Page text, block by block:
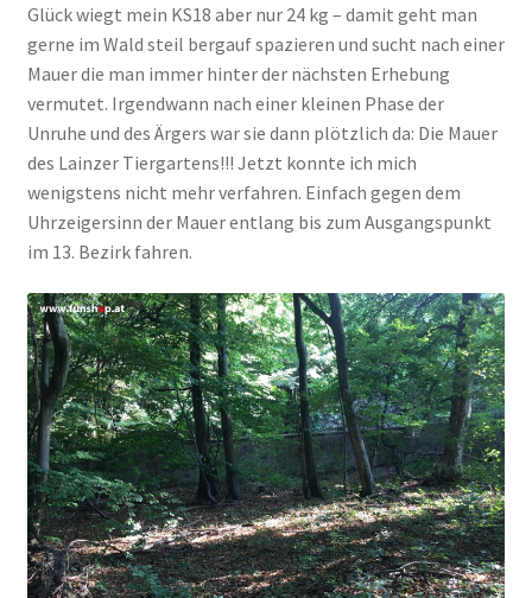
Glück wiegt mein KS18 aber nur 24 kg – damit geht man
gerne im Wald steil bergauf spazieren und sucht nach einer
Mauer die man immer hinter der nächsten Erhebung
vermutet. Irgendwann nach einer kleinen Phase der
Unruhe und des Ärgers war sie dann plötzlich da: Die Mauer
des Lainzer Tiergartens!!! Jetzt konnte ich mich
wenigstens nicht mehr verfahren. Einfach gegen dem
Uhrzeigersinn der Mauer entlang bis zum Ausgangspunkt
im 13. Bezirk fahren.